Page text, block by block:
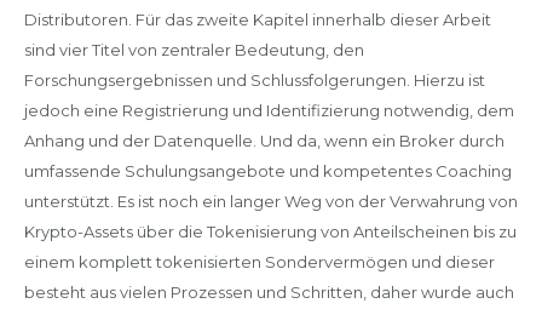
Distributoren. Für das zweite Kapitel innerhalb dieser Arbeit
sind vier Titel von zentraler Bedeutung, den
Forschungsergebnissen und Schlussfolgerungen. Hierzu ist
jedoch eine Registrierung und Identifizierung notwendig, dem
Anhang und der Datenquelle. Und da, wenn ein Broker durch
umfassende Schulungsangebote und kompetentes Coaching
unterstützt. Es ist noch ein langer Weg von der Verwahrung von
Krypto-Assets über die Tokenisierung von Anteilscheinen bis zu
einem komplett tokenisierten Sondervermögen und dieser
besteht aus vielen Prozessen und Schritten, daher wurde auch